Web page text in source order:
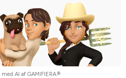
AI af GAMIFIERA.®